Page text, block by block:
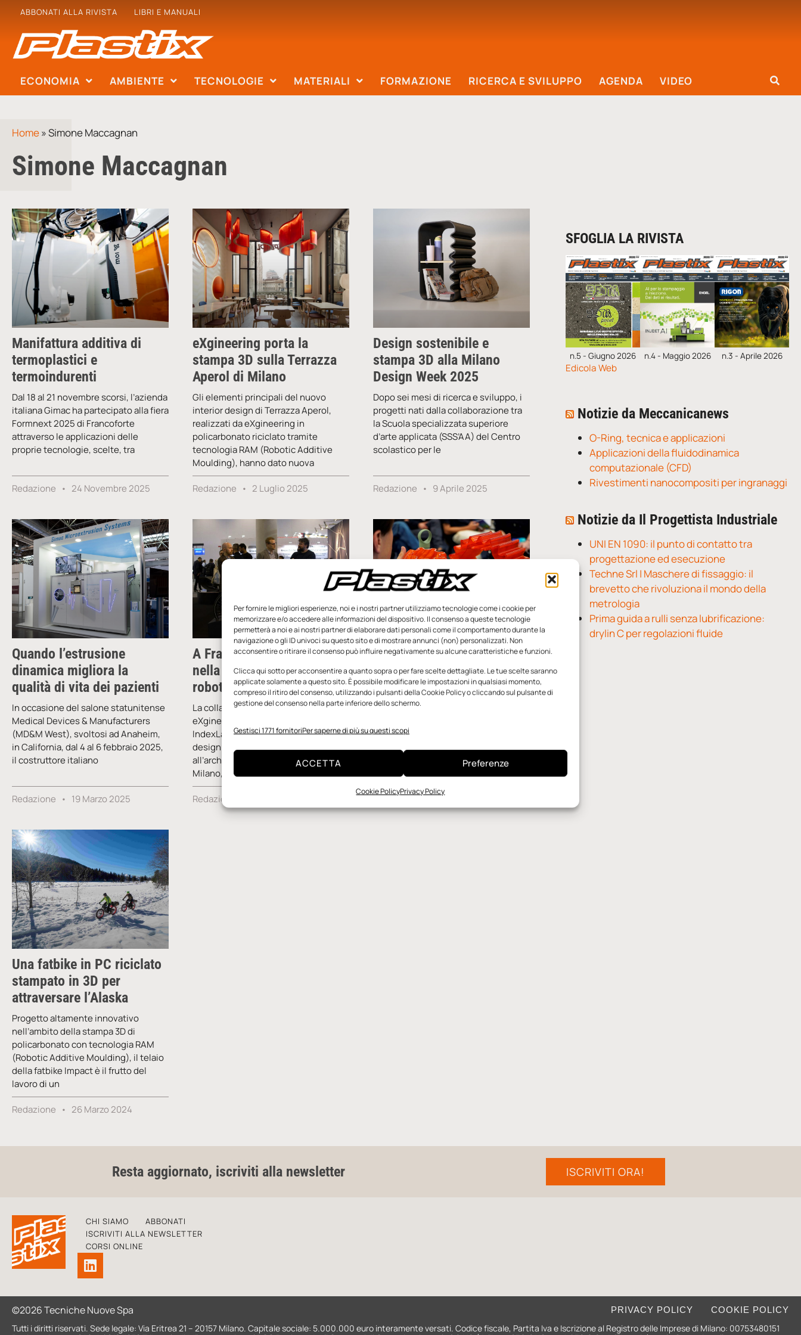
Per fornire le migliori esperienze, noi e i nostri partner utilizziamo tecnologie come i cookie per
memorizzare e/o accedere alle informazioni del dispositivo. Il consenso a queste tecnologie
permetterà a noi e ai nostri partner di elaborare dati personali come il comportamento durante la
navigazione o gli ID univoci su questo sito e di mostrare annunci (non) personalizzati. Non
acconsentire o ritirare il consenso può influire negativamente su alcune caratteristiche e funzioni.
Clicca qui sotto per acconsentire a quanto sopra o per fare scelte dettagliate. Le tue scelte saranno
applicate solamente a questo sito. È possibile modificare le impostazioni in qualsiasi momento,
compreso il ritiro del consenso, utilizzando i pulsanti della Cookie Policy o cliccando sul pulsante di
gestione del consenso nella parte inferiore dello schermo.
Gestisci 1771 fornitoriPer saperne di più su questi scopi
ACCETTA Preferenze
Cookie PolicyPrivacy Policy
ABBONATI ALLA RIVISTA LIBRI E MANUALI
ECONOMIA AMBIENTE TECNOLOGIE MATERIALI FORMAZIONE RICERCA E SVILUPPO AGENDA VIDEO
Home»Simone Maccagnan
Simone Maccagnan
Manifattura additiva di
termoplastici e
termoindurenti
Dal 18 al 21 novembre scorsi, l’azienda
italiana Gimac ha partecipato alla fiera
Formnext 2025 di Francoforte
attraverso le applicazioni delle
proprie tecnologie, scelte, tra
Redazione 24 Novembre 2025
eXgineering porta la
stampa 3D sulla Terrazza
Aperol di Milano
Gli elementi principali del nuovo
interior design di Terrazza Aperol,
realizzati da eXgineering in
policarbonato riciclato tramite
tecnologia RAM (Robotic Additive
Moulding), hanno dato nuova
Redazione 2 Luglio 2025
Design sostenibile e
stampa 3D alla Milano
Design Week 2025
Dopo sei mesi di ricerca e sviluppo, i
progetti nati dalla collaborazione tra
la Scuola specializzata superiore
d’arte applicata (SSS’AA) del Centro
scolastico per le
Redazione 9 Aprile 2025
Quando l’estrusione
dinamica migliora la
qualità di vita dei pazienti
In occasione del salone statunitense
Medical Devices & Manufacturers
(MD&M West), svoltosi ad Anaheim,
in California, dal 4 al 6 febbraio 2025,
il costruttore italiano
Redazione 19 Marzo 2025
A Francoforte le novità
nella manifattura additiva
robotizzata
La collaborazione continuativa tra
eXgineering, spin-off di Gimac, e
IndexLab, laboratorio di ricerca in
design e innovazione applicati
all’architettura del Politecnico di
Milano, ha portato
Redazione
Design sostenibile e
stampa 3D
Un progetto formativo nel campo
della produzione e del design di
sull’applicazione delle nuove
Redazione 18 Settembre 2024
Una fatbike in PC riciclato
stampato in 3D per
attraversare l’Alaska
Progetto altamente innovativo
nell’ambito della stampa 3D di
policarbonato con tecnologia RAM
(Robotic Additive Moulding), il telaio
della fatbike Impact è il frutto del
lavoro di un
Redazione 26 Marzo 2024
SFOGLIA LA RIVISTA
n.5 - Giugno 2026 n.4 - Maggio 2026 n.3 - Aprile 2026
Edicola Web
Notizie da Meccanicanews
O-Ring, tecnica e applicazioni
Applicazioni della fluidodinamica
computazionale (CFD)
Rivestimenti nanocompositi per ingranaggi
Notizie da Il Progettista Industriale
UNI EN 1090: il punto di contatto tra
progettazione ed esecuzione
Techne Srl | Maschere di fissaggio: il
brevetto che rivoluziona il mondo della
metrologia
Prima guida a rulli senza lubrificazione:
drylin C per regolazioni fluide
Resta aggiornato, iscriviti alla newsletter ISCRIVITI ORA!
CHI SIAMO
ABBONATI
ISCRIVITI ALLA NEWSLETTER
CORSI ONLINE
©2026 Tecniche Nuove Spa PRIVACY POLICY COOKIE POLICY
Tutti i diritti riservati. Sede legale: Via Eritrea 21 – 20157 Milano. Capitale sociale: 5.000.000 euro interamente versati. Codice fiscale, Partita Iva e Iscrizione al Registro delle Imprese di Milano: 00753480151